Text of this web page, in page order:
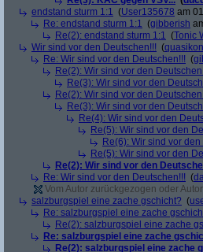
endstand sturm 1:1 (User135678 am
Re: endstand sturm 1:1 (gibberish
Re(2): endstand sturm 1:1 (Tonic
Wir sind vor den Deutschen!!! (
Re: Wir sind vor den Deutschen!!! (
Re(2): Wir sind vor den
Re(3): Wir sind vor den
Re(2): Wir sind vor den
Re(3): Wir sind vor den
Re(4): Wir sind vor den
Re(5): Wir sind vor den
Re(6): Wir sind vor
Re(5): Wir sind vor den
Re(2): Wir sind vor den
Re: Wir sind vor den Deutschen!!! (
Vom Autor zurückgezogen oder
salzburgspiel eine zache gschicht? (
Re: salzburgspiel eine zache
Re(2): salzburgspiel eine zache
Re: salzburgspiel eine zache
Re(2): salzburgspiel eine zache